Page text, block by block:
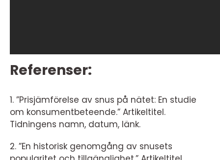
Referenser:
1. ”Prisjämförelse av snus på nätet: En studie
om konsumentbeteende.” Artikeltitel.
Tidningens namn, datum, länk.
2. ”En historisk genomgång av snusets